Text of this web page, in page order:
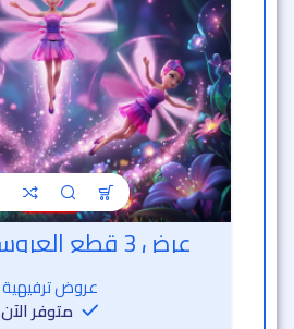
عرض 3 قطع العروسة الطائرة
عروض ترفيهية
متوفر الآن